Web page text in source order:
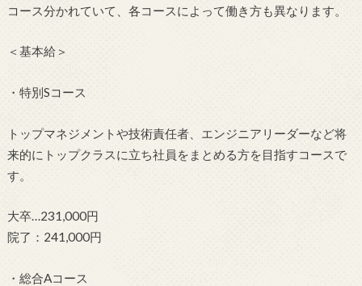
コース分かれていて、各コースによって働き方も異なります。
＜基本給＞
・特別Sコース
トップマネジメントや技術責任者、エンジニアリーダーなど将
来的にトップクラスに立ち社員をまとめる方を目指すコースで
す。
大卒…231,000円
院了：241,000円
・総合Aコース